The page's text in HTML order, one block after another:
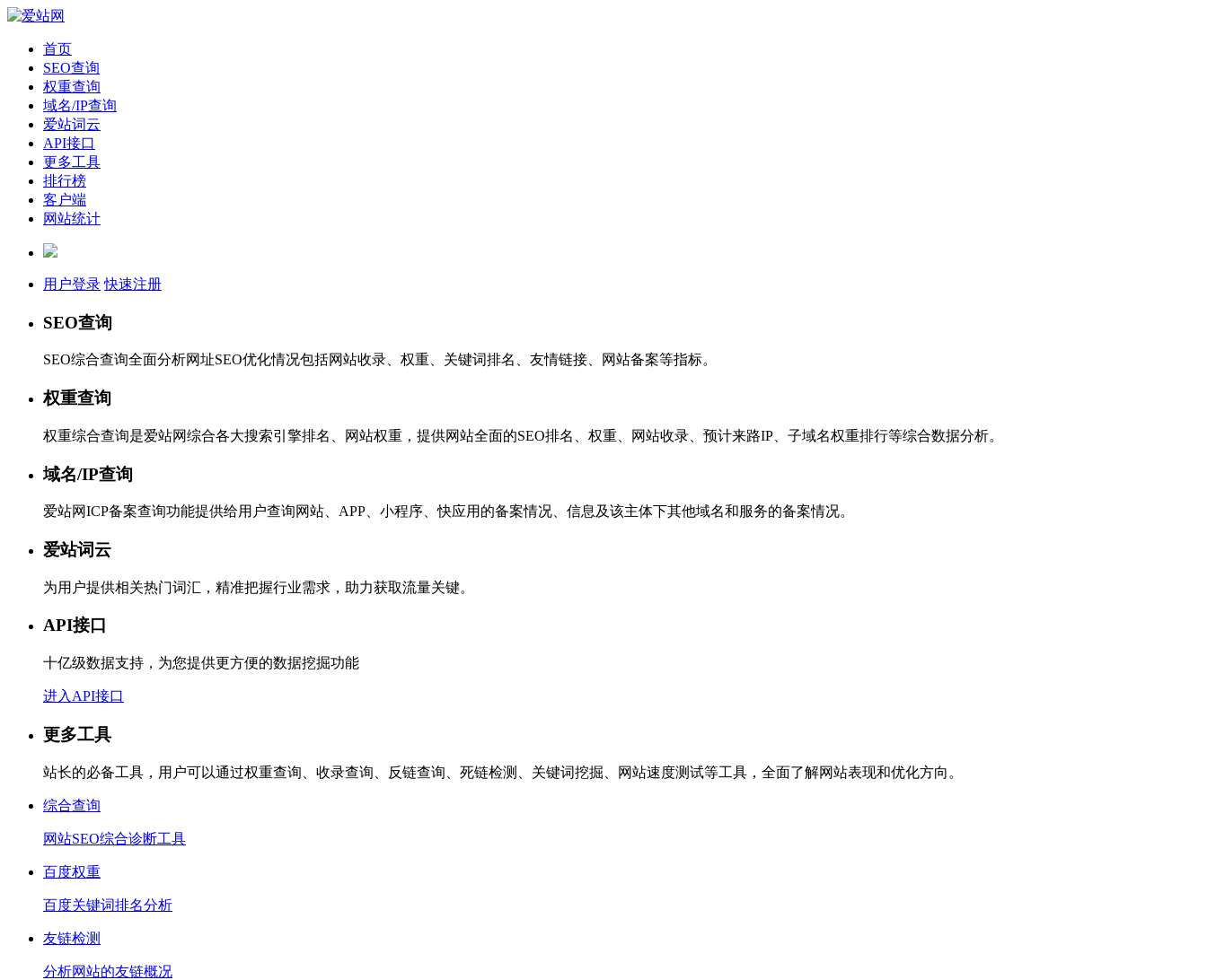
首页
SEO查询
权重查询
域名/IP查询
爱站词云
API接口
更多工具
排行榜
客户端
网站统计
用户登录 快速注册
SEO查询
SEO综合查询全面分析网址SEO优化情况包括网站收录、权重、关键词排名、友情链接、网站备案等指标。
权重查询
权重综合查询是爱站网综合各大搜索引擎排名、网站权重，提供网站全面的SEO排名、权重、网站收录、预计来路IP、子域名权重排行等综合数据分析。
域名/IP查询
爱站网ICP备案查询功能提供给用户查询网站、APP、小程序、快应用的备案情况、信息及该主体下其他域名和服务的备案情况。
爱站词云
为用户提供相关热门词汇，精准把握行业需求，助力获取流量关键。
API接口
十亿级数据支持，为您提供更方便的数据挖掘功能
进入API接口
更多工具
站长的必备工具，用户可以通过权重查询、收录查询、反链查询、死链检测、关键词挖掘、网站速度测试等工具，全面了解网站表现和优化方向。
综合查询
网站SEO综合诊断工具
百度权重
百度关键词排名分析
友链检测
分析网站的友链概况